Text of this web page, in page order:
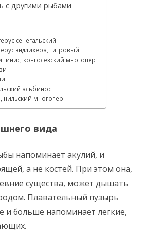
с другими рыбами
сенегальский
эндлихера, тигровый
конголезский многопер
альбинос
нильский многопер
вида
напоминает акулий, и
а не костей. При этом она,
существа, может дышать
Плавательный пузырь
и больше напоминает легкие,